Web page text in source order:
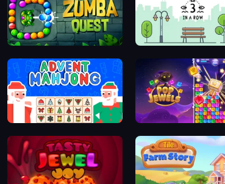
Zumba Quest Cafe 3 in a Row
Advent Mahjong Pop Jewels